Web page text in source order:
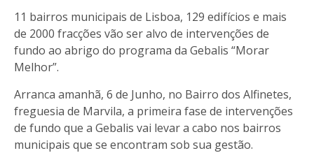
11 bairros municipais de Lisboa, 129 edifícios e mais
de 2000 fracções vão ser alvo de intervenções de
fundo ao abrigo do programa da Gebalis “Morar
Melhor”.
Arranca amanhã, 6 de Junho, no Bairro dos Alfinetes,
freguesia de Marvila, a primeira fase de intervenções
de fundo que a Gebalis vai levar a cabo nos bairros
municipais que se encontram sob sua gestão.